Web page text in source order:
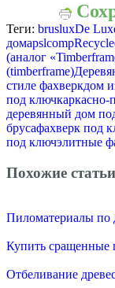
Теги: brusluxDe
домаpslcomp
(аналог
(timberframe)
стиле фахверкдом
под ключ
деревянный дом
брусафахверк под
под ключэлитные
Похожие статьи
Пиломатериалы по
Купить сращенные
Отбеливание